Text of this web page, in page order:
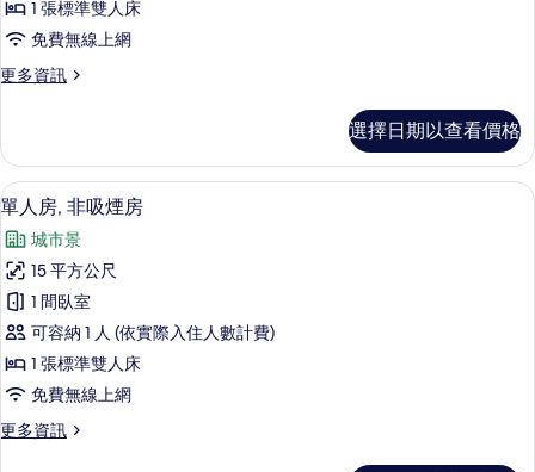
Floor,
Non
Smoking
的
有
相
片
1 張標準雙人床
免費無線上網
更多資訊
更
Room,
Top
Floor,
Non
Smoking
的
詳
情
選擇日期以查看價格
顯
示
單
人
房,
非
吸
煙
房
客房內保險箱、書桌、免費無線上網、
5
單人房, 非吸煙房
城市景
15 平方公尺
1 間臥室
可容納 1 人 (依實際入住人數計費)
1 張標準雙人床
免費無線上網
更多資訊
更